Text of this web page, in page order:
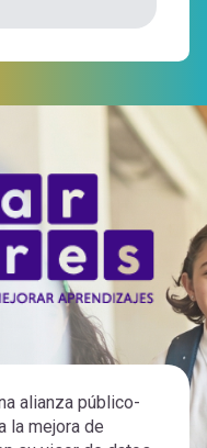
alianza público-
la mejora de